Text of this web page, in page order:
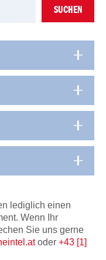
SUCHEN
lediglich einen
Wenn Ihr
Sie uns gerne
oder +43 [1]